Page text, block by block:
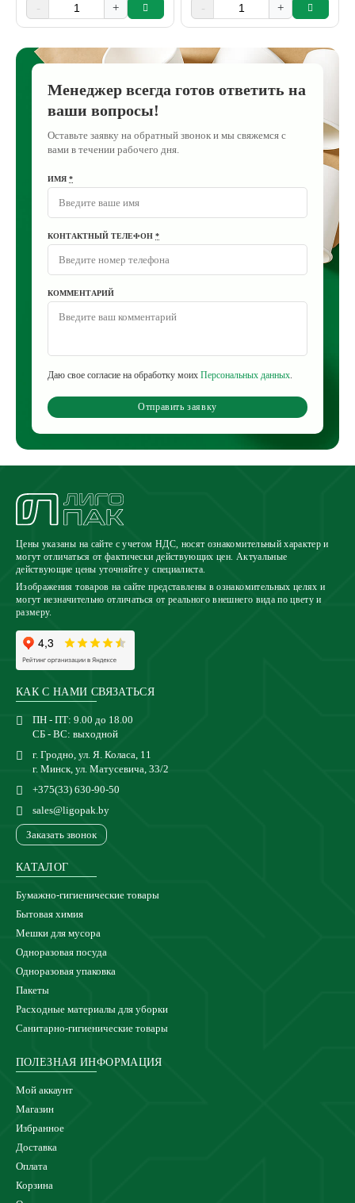
- + - +
Менеджер всегда готов ответить на
ваши вопросы!
Оставьте заявку на обратный звонок и мы свяжемся с
вами в течении рабочего дня.
ИМЯ *
КОНТАКТНЫЙ ТЕЛЕФОН *
КОММЕНТАРИЙ
Даю свое согласие на обработку моих Персональных данных.
Отправить заявку
Цены указаны на сайте с учетом НДС, носят ознакомительный характер и
могут отличаться от фактически действующих цен. Актуальные
действующие цены уточняйте у специалиста.
Изображения товаров на сайте представлены в ознакомительных целях и
могут незначительно отличаться от реального внешнего вида по цвету и
размеру.
КАК С НАМИ СВЯЗАТЬСЯ
ПН - ПТ: 9.00 до 18.00
СБ - ВС: выходной
г. Гродно, ул. Я. Коласа, 11
г. Минск, ул. Матусевича, 33/2
+375(33) 630-90-50
sales@ligopak.by
Заказать звонок
КАТАЛОГ
Бумажно-гигиенические товары
Бытовая химия
Мешки для мусора
Одноразовая посуда
Одноразовая упаковка
Пакеты
Расходные материалы для уборки
Санитарно-гигиенические товары
ПОЛЕЗНАЯ ИНФОРМАЦИЯ
Мой аккаунт
Магазин
Избранное
Доставка
Оплата
Корзина